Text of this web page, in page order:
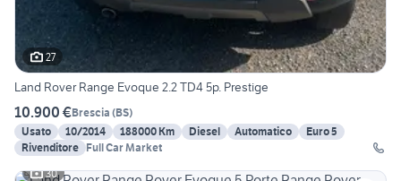
27
Land Rover Range Evoque 2.2 TD4 5p. Prestige
10.900 €Brescia (BS)
Usato
10/2014 188000 Km Diesel Automatico
Euro 5
Rivenditore Full Car Market
30